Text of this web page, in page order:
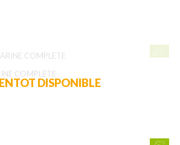
COMPLETE
DISPONIBLE